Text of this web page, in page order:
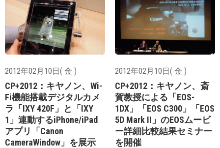
2012年02月10日( 金 )
CP+2012：キヤノン、Wi-
Fi機能搭載デジタルカメ
ラ「IXY 420F」と「IXY
1」連動するiPhone/iPad
アプリ「Canon
CameraWindow」を展示
2012年02月10日( 金 )
CP+2012：キヤノン、斎
賀教授による「EOS-
1DX」「EOS C300」「EOS
5D Mark II」のEOSムービ
ー詳細比較結果セミナー
を開催